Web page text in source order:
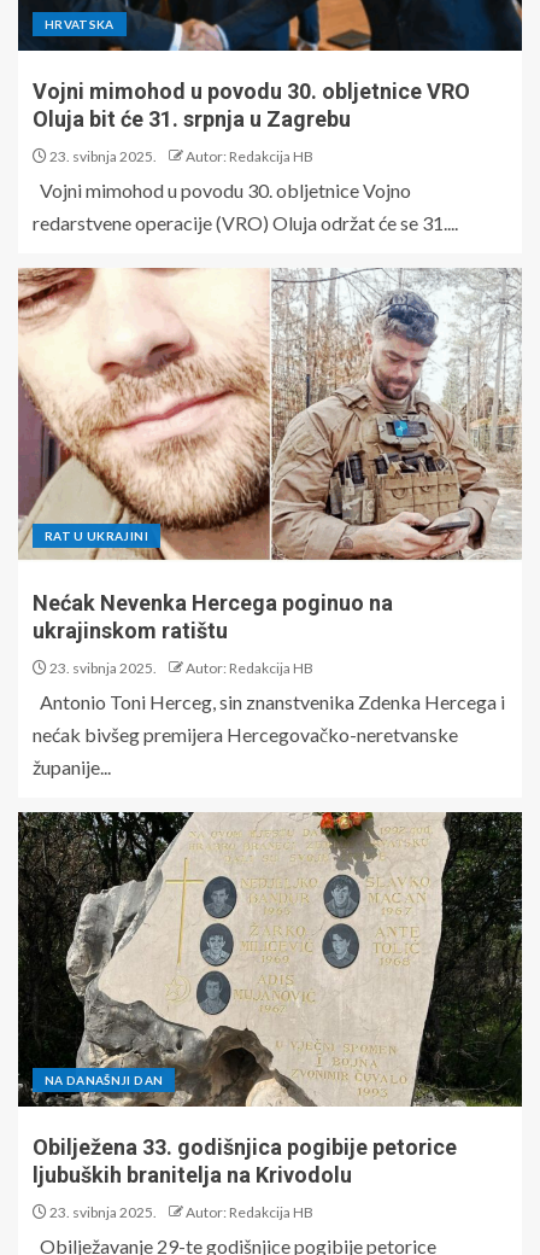
HRVATSKA
Vojni mimohod u povodu 30. obljetnice VRO
Oluja bit će 31. srpnja u Zagrebu
23. svibnja 2025. Autor: Redakcija HB
Vojni mimohod u povodu 30. obljetnice Vojno
redarstvene operacije (VRO) Oluja održat će se 31....
RAT U UKRAJINI
Nećak Nevenka Hercega poginuo na
ukrajinskom ratištu
23. svibnja 2025. Autor: Redakcija HB
Antonio Toni Herceg, sin znanstvenika Zdenka Hercega i
nećak bivšeg premijera Hercegovačko-neretvanske
županije...
NA DANAŠNJI DAN
Obilježena 33. godišnjica pogibije petorice
ljubuških branitelja na Krivodolu
23. svibnja 2025. Autor: Redakcija HB
Obilježavanje 29-te godišnjice pogibije petorice